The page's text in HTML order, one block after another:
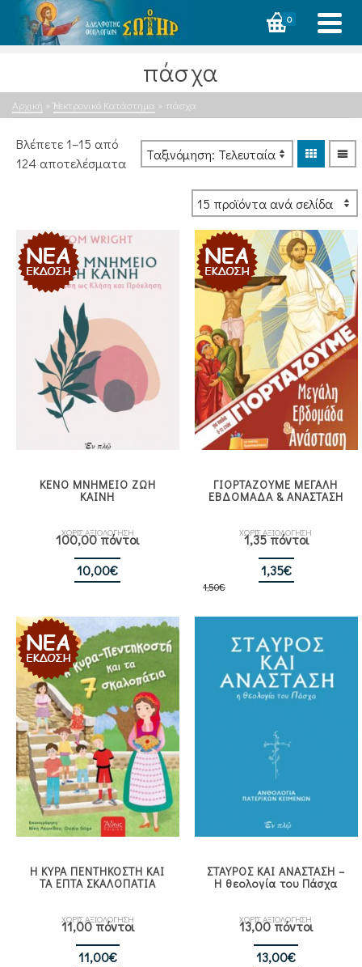
0
πάσχα
Αρχική » Ἠλεκτρονικό Κατάστημα » πάσχα
Βλέπετε 1–15 από
124 αποτελέσματαSorted
ΚΕΝΟ ΜΝΗΜΕΙΟ ΖΩΗ
ΚΑΙΝΗ
ΧΩΡΙΣ ΑΞΙΟΛΟΓΗΣΗ
100,00 πόντοι
10,00€
ΓΙΟΡΤΑΖΟΥΜΕ ΜΕΓΑΛΗ
ΕΒΔΟΜΑΔΑ & ΑΝΑΣΤΑΣΗ
ΧΩΡΙΣ ΑΞΙΟΛΟΓΗΣΗ
1,35 πόντοι
1,50€
Original
1,35€
1,35€.
Η ΚΥΡΑ ΠΕΝΤΗΚΟΣΤΗ ΚΑΙ
ΤΑ ΕΠΤΑ ΣΚΑΛΟΠΑΤΙΑ
ΧΩΡΙΣ ΑΞΙΟΛΟΓΗΣΗ
11,00 πόντοι
11,00€
ΣΤΑΥΡΟΣ ΚΑΙ ΑΝΑΣΤΑΣΗ –
Η θεολογία του Πάσχα
ΧΩΡΙΣ ΑΞΙΟΛΟΓΗΣΗ
13,00 πόντοι
13,00€